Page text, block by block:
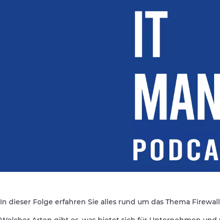
In dieser Folge erfahren Sie alles rund um das Thema